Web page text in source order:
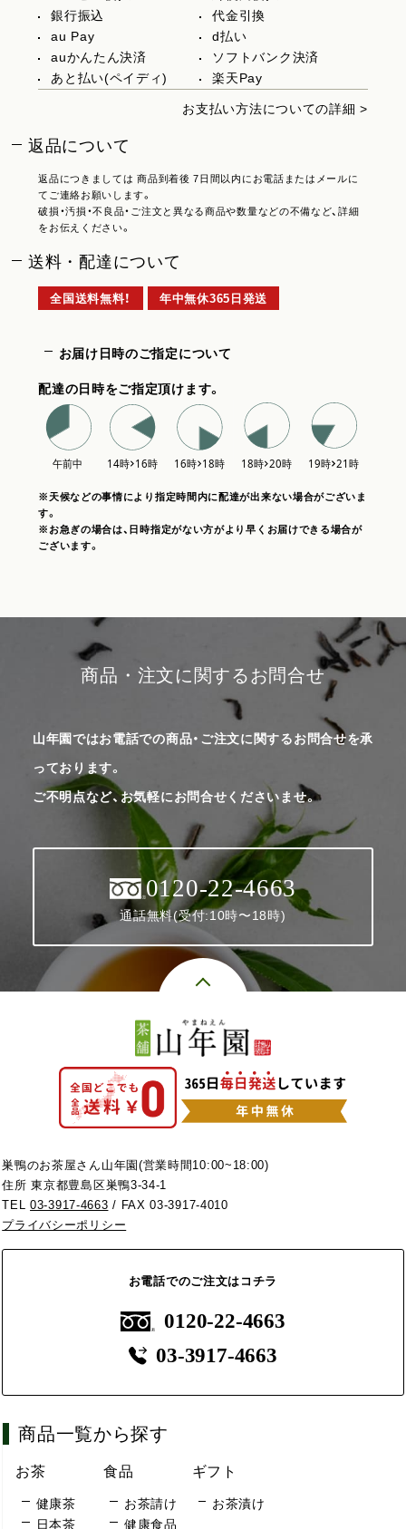
銀行振込
代金引換
au Pay
d払い
auかんたん決済
ソフトバンク決済
あと払い(ペイディ)
楽天Pay
お支払い方法についての詳細 >
返品について
返品につきましては 商品到着後 7日間以内にお電話またはメールに
てご連絡お願いします。
破損・汚損・不良品・ご注文と異なる商品や数量などの不備など、詳細
をお伝えください。
送料・配達について
全国送料無料！ 年中無休365日発送
お届け日時のご指定について
配達の日時をご指定頂けます。
※天候などの事情により指定時間内に配達が出来ない場合がございま
す。
※お急ぎの場合は、日時指定がない方がより早くお届けできる場合が
ございます。
商品・注文に関するお問合せ
山年園ではお電話での商品・ご注文に関するお問合せを承
っております。
ご不明点など、お気軽にお問合せくださいませ。
0120-22-4663
通話無料(受付:10時〜18時)
巣鴨のお茶屋さん山年園(営業時間10:00~18:00)
住所 東京都豊島区巣鴨3-34-1
TEL03-3917-4663 / FAX 03-3917-4010
プライバシーポリシー
お電話でのご注文はコチラ
0120-22-4663
03-3917-4663
商品一覧から探す
お茶
健康茶
日本茶
食品
お茶請け
健康食品
ギフト
お茶漬け